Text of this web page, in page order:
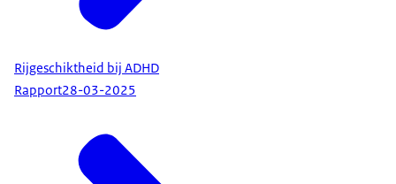
Rijgeschiktheid bij ADHD
Rapport28-03-2025